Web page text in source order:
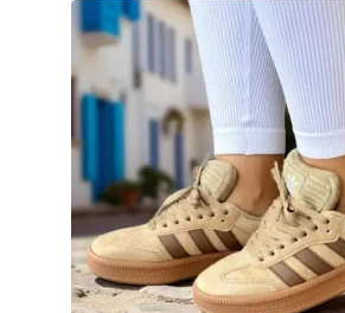
variantes.
Las
opciones
se
pueden
elegir
la
página
de
producto